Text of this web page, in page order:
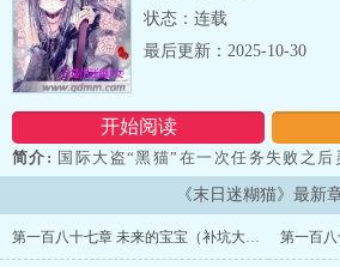
状态：连载
开始阅读
最后更新：2025-10-30
简介: 国际大盗“黑猫”在一次任务失败之
后的地球。
可惜某女的未来无限美好，衣来伸手饭来
无情打破，病毒蔓延，丧尸横行，人类苟延
《末日迷糊猫》最新
第一百八十七章 未来的宝宝（补坑大结局） 第一百